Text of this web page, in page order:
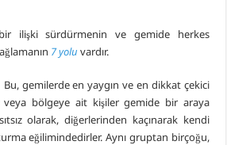
bir ilişki sürdürmenin ve gemide herkes
7 yolu vardır.
Bu, gemilerde en yaygın ve en dikkat çekici
veya bölgeye ait kişiler gemide bir araya
olarak, diğerlerinden kaçınarak kendi
eğilimindedirler. Aynı gruptan birçoğu,